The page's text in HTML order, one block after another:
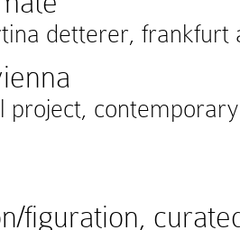
detterer, frankfurt
project,
figuration,